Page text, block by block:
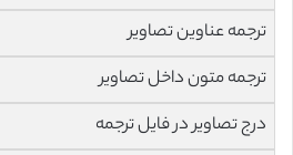
ترجمه عناوین تصاویر
ترجمه متون داخل تصاویر
درج تصاویر در فایل ترجمه